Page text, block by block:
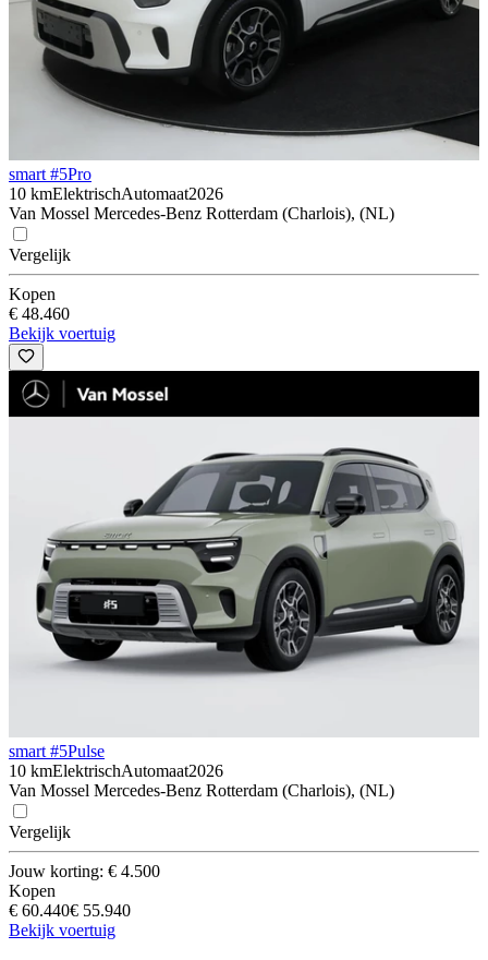
smart #5Pro
10 kmElektrischAutomaat2026
Van Mossel Mercedes-Benz Rotterdam (Charlois), (NL)
Vergelijk
Kopen
€ 48.460
Bekijk voertuig
smart #5Pulse
10 kmElektrischAutomaat2026
Van Mossel Mercedes-Benz Rotterdam (Charlois), (NL)
Vergelijk
Jouw korting: € 4.500
Kopen
€ 60.440€ 55.940
Bekijk voertuig